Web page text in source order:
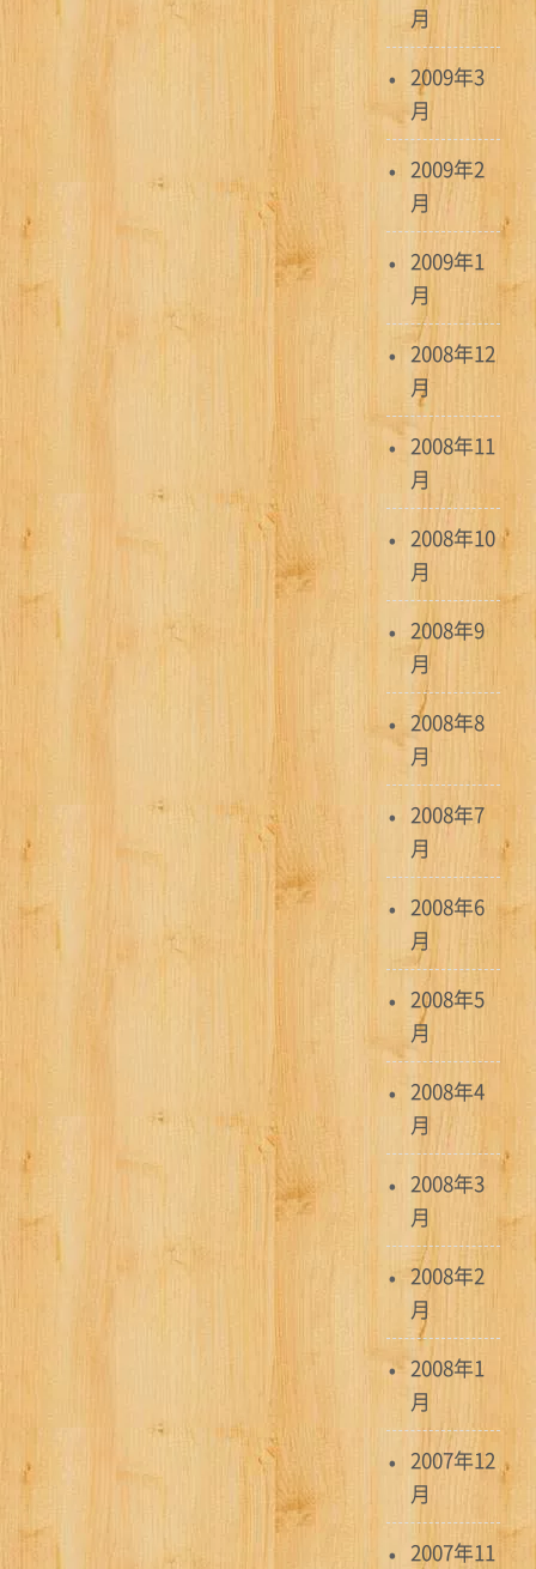
月
2009年3
月
2009年2
月
2009年1
月
2008年12
月
2008年11
月
2008年10
月
2008年9
月
2008年8
月
2008年7
月
2008年6
月
2008年5
月
2008年4
月
2008年3
月
2008年2
月
2008年1
月
2007年12
月
2007年11